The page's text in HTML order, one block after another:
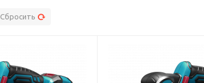
Сбросить